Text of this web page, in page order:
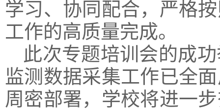
学习、协同配合，严格
工作的高质量完成。
此次专题培训会的成
监测数据采集工作已全
周密部署，学校将进一